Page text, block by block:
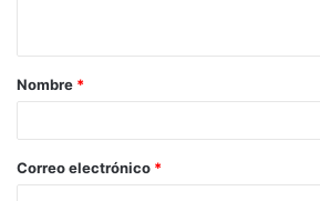
Nombre *
Correo electrónico *